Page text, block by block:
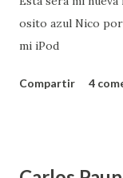
osito azul Nico
mi iPod
Compartir 4